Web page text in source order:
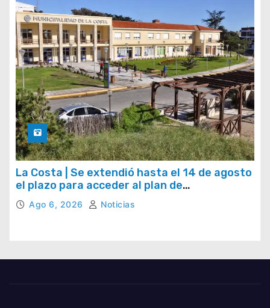
La Costa | Se extendió hasta el 14 de agosto
el plazo para acceder al plan de
regularización de tasas municipales
Ago 6, 2026 Noticias